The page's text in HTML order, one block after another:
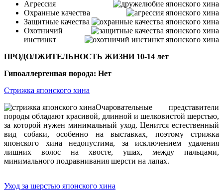
Агрессия
Охранные качества
Защитные качества
Охотничий
инстинкт
ПРОДОЛЖИТЕЛЬНОСТЬ ЖИЗНИ 10-14 лет
Гипоаллергенная порода: Нет
Стрижка японского хина
Очаровательные представители
породы обладают красивой, длинной и шелковистой шерстью,
за которой нужен минимальный уход. Ценится естественный
вид собаки, особенно на выставках, поэтому стрижка
японского хина недопустима, за исключением удаления
лишних волос на хвосте, ушах, между пальцами,
минимального подравнивания шерсти на лапах.
Уход за шерстью японского хина